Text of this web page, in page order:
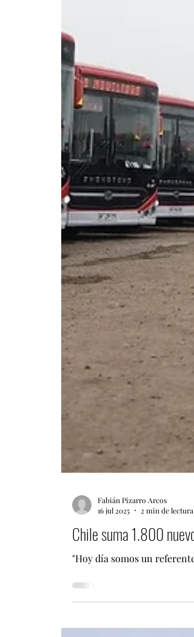
Fabián Pizarro Arcos
16 jul 2025
2 min de lectura
Chile suma 1.800
"Hoy día somos un